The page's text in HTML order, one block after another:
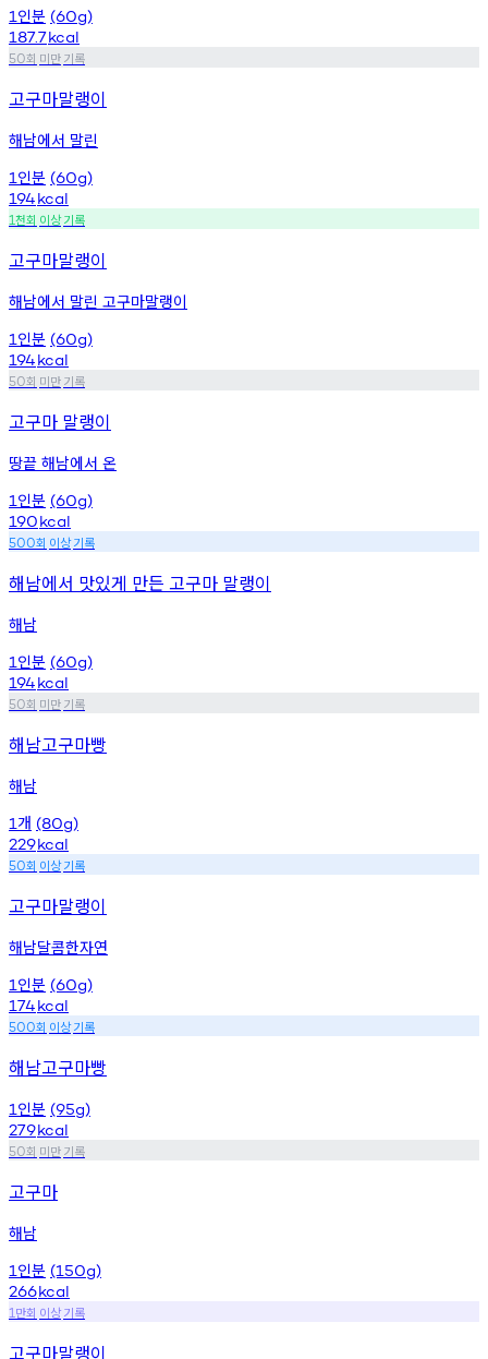
1 인분 (60g)
187.7kcal
50회 미만기록
고구마말랭이
해남에서 말린
1 인분 (60g)
194kcal
1천회 이상기록
고구마말랭이
해남에서 말린 고구마말랭이
1 인분 (60g)
194kcal
50회 미만기록
고구마 말랭이
땅끝 해남에서 온
1 인분 (60g)
190kcal
500회 이상기록
해남에서 맛있게 만든 고구마 말랭이
해남
1 인분 (60g)
194kcal
50회 미만기록
해남고구마빵
해남
1 개 (80g)
229kcal
50회 이상기록
고구마말랭이
해남달콤한자연
1 인분 (60g)
174kcal
500회 이상기록
해남고구마빵
1 인분 (95g)
279kcal
50회 미만기록
고구마
해남
1 인분 (150g)
266kcal
1 만회 이상기록
고구마말랭이